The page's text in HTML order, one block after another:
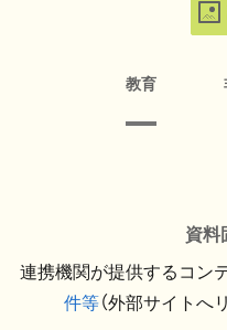
教育
資料
連携機関が提供するコン
件等（外部サイトへ